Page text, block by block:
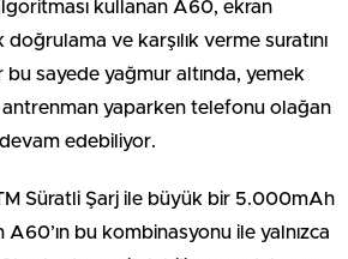
kullanan A60, ekran
ve karşılık verme suratını
bu sayede yağmur altında, yemek
antrenman yaparken telefonu olağan
edebiliyor.
Süratli Şarj ile büyük bir 5.000mAh
bu kombinasyonu ile yalnızca